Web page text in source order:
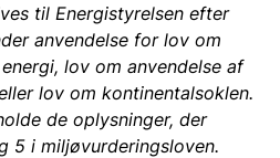
til Energistyrelsen efter
anvendelse for lov om
lov om anvendelse af
lov om kontinentalsoklen.
de oplysninger, der
5 i miljøvurderingsloven.